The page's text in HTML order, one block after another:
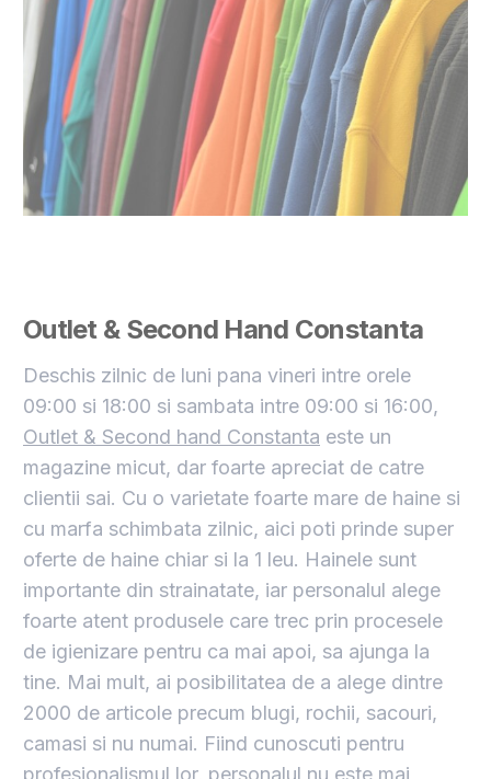
Outlet & Second Hand Constanta
Deschis zilnic de luni pana vineri intre orele
09:00 si 18:00 si sambata intre 09:00 si 16:00,
Outlet & Second hand Constanta este un
magazine micut, dar foarte apreciat de catre
clientii sai. Cu o varietate foarte mare de haine si
cu marfa schimbata zilnic, aici poti prinde super
oferte de haine chiar si la 1 leu. Hainele sunt
importante din strainatate, iar personalul alege
foarte atent produsele care trec prin procesele
de igienizare pentru ca mai apoi, sa ajunga la
tine. Mai mult, ai posibilitatea de a alege dintre
2000 de articole precum blugi, rochii, sacouri,
camasi si nu numai. Fiind cunoscuti pentru
profesionalismul lor, personalul nu este mai